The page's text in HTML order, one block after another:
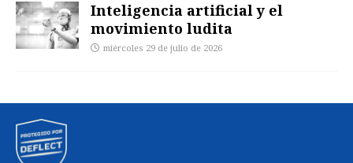
Inteligencia artificial y el
movimiento ludita
miércoles 29 de julio de 2026